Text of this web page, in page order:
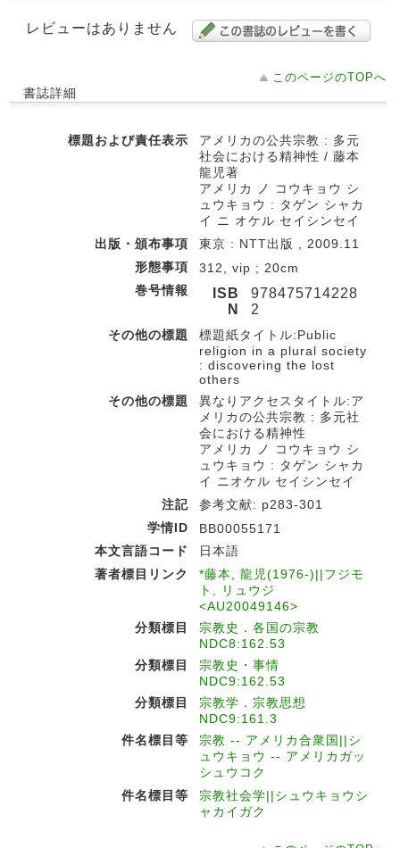
レビューはありません
このページのTOPへ
書誌詳細
標題および責任表示
アメリカの公共宗教 : 多元
社会における精神性 / 藤本
龍児著
アメリカ ノ コウキョウ シ
ュウキョウ : タゲン シャカ
イ ニ オケル セイシンセイ
出版・頒布事項
東京 : NTT出版 , 2009.11
形態事項
312, vip ; 20cm
巻号情報
ISB
N
978475714228
2
その他の標題
標題紙タイトル:Public
religion in a plural society
: discovering the lost
others
その他の標題
異なりアクセスタイトル:ア
メリカの公共宗教 : 多元社
会における精神性
アメリカ ノ コウキョウ シ
ュウキョウ : タゲン シャカ
イ ニオケル セイシンセイ
注記
参考文献: p283-301
学情ID
BB00055171
本文言語コード
日本語
著者標目リンク
*藤本, 龍児(1976-)||フジモ
ト, リュウジ
<AU20049146>
分類標目
宗教史．各国の宗教
NDC8:162.53
分類標目
宗教史・事情
NDC9:162.53
分類標目
宗教学．宗教思想
NDC9:161.3
件名標目等
宗教 -- アメリカ合衆国||シ
ュウキョウ -- アメリカガッ
シュウコク
件名標目等
宗教社会学||シュウキョウシ
ャカイガク